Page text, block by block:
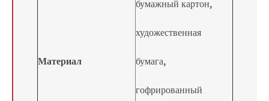
Материал
бумажный картон,
художественная
бумага,
гофрированный